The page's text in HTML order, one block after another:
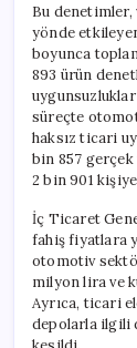
Bu denetimler,
yönde
boyunca
893 ürün
süreçte
haksız ticari
bin 857
2 bin 901
İç Ticaret
fahiş fiyatlara
otomotiv
milyon lira ve
Ayrıca, ticari
depolarla ilgili